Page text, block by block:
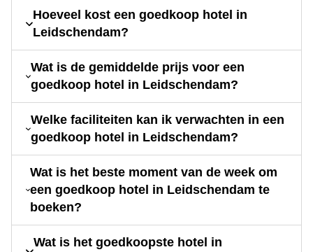
Hoeveel kost een goedkoop hotel in
Leidschendam?
Wat is de gemiddelde prijs voor een
goedkoop hotel in Leidschendam?
Welke faciliteiten kan ik verwachten in een
goedkoop hotel in Leidschendam?
Wat is het beste moment van de week om
een goedkoop hotel in Leidschendam te
boeken?
Wat is het goedkoopste hotel in